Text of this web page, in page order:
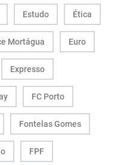
Estudo Ética
Mortágua Euro
Expresso
FC Porto
Fontelas Gomes
FPF